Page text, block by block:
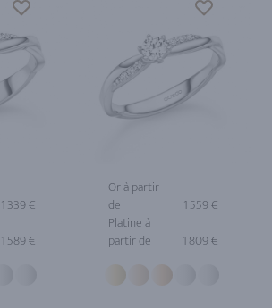
1 339 €
1 589 €
Or à partir
de
1 559 €
Platine à
partir de
1 809 €